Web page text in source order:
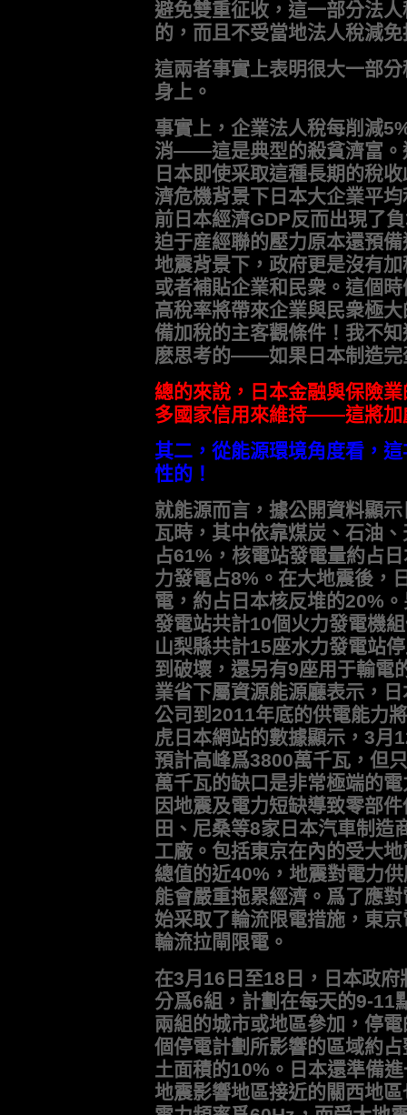
避免雙重征收，這一部分法
的，而且不受當地法人稅減
這兩者事實上表明很大一部
身上。
事實上，企業法人稅每削減
消——這是典型的殺貧濟富。
日本即使采取這種長期的稅
濟危機背景下日本大企業平
前日本經濟GDP反而出現了
迫于産經聯的壓力原本還預
地震背景下，政府更是沒有
或者補貼企業和民衆。這個
高稅率將帶來企業與民衆極
備加稅的主客觀條件！我不
麽思考的——如果日本制造完
總的來說，日本金融與保險
多國家信用來維持——這將加
其二，從能源環境角度看，
性的！
就能源而言，據公開資料顯
瓦時，其中依靠煤炭、石油
占61%，核電站發電量約占
力發電占8%。在大地震後，
電，約占日本核反堆的20%
發電站共計10個火力發電機
山梨縣共計15座水力發電站
到破壞，還另有9座用于輸電
業省下屬資源能源廳表示，
公司到2011年底的供電能力
虎日本網站的數據顯示，3月
預計高峰爲3800萬千瓦，但
萬千瓦的缺口是非常極端的
因地震及電力短缺導致零部
田、尼桑等8家日本汽車制造
工廠。包括東京在內的受大
總值的近40%，地震對電力
能會嚴重拖累經濟。爲了應
始采取了輪流限電措施，東
輪流拉閘限電。
在3月16日至18日，日本政
分爲6組，計劃在每天的9-11
兩組的城市或地區參加，停
個停電計劃所影響的區域約
土面積的10%。日本還準備
地震影響地區接近的關西地